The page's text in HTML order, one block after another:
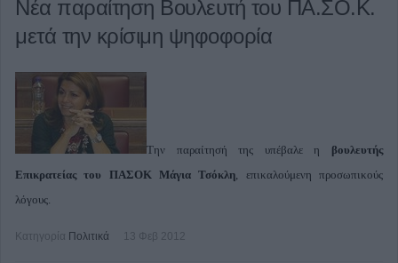
Νέα παραίτηση Βουλευτή του ΠΑ.ΣΟ.Κ.
μετά την κρίσιμη ψηφοφορία
Την παραίτησή της υπέβαλε η βουλευτής
Επικρατείας του ΠΑΣΟΚ Μάγια Τσόκλη, επικαλούμενη προσωπικούς
λόγους.
Κατηγορία Πολιτικά 13 Φεβ 2012